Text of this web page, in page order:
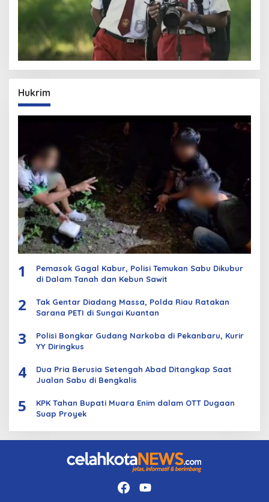
Hukrim
1
Pemasok Gagal Kabur, Polisi Temukan Sabu Dikubur
di Dalam Tanah dan Kebun Sawit
2
Tak Gentar Diadang Massa, Polda Riau Ratakan
Sarana PETI di Sungai Kuantan
3
Polisi Bongkar Gudang Narkoba di Pekanbaru, Kurir
YY Diringkus
4
Dua Pria Berusia Setengah Abad Ditangkap Saat
Jualan Sabu di Bengkalis
5
KPK Tahan Bupati Muara Enim dalam OTT Dugaan
Suap Proyek